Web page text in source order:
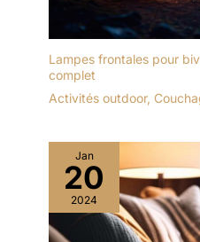
Lampes frontales pour
complet
Activités outdoor,
Jan
20
2024